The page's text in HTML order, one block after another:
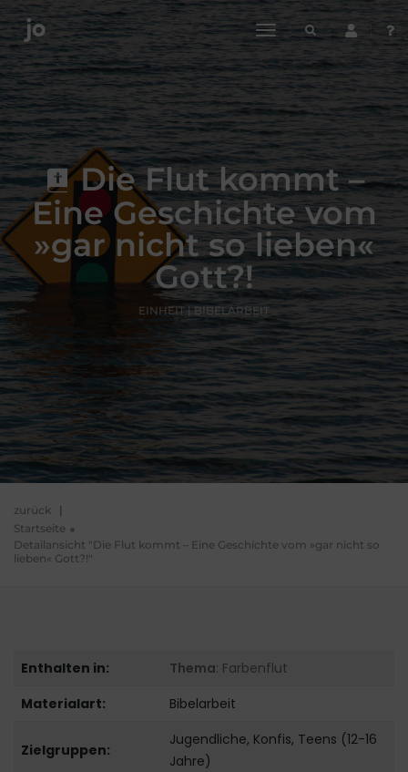
toggle
navigation
Die Flut kommt –
Eine Geschichte vom
»gar nicht so lieben«
Gott?!
EINHEIT | BIBELARBEIT
zurück |
Startseite
Detailansicht "Die Flut kommt – Eine Geschichte vom »gar nicht so
lieben« Gott?!"
Enthalten in: Thema: Farbenflut
Materialart:
Bibelarbeit
Zielgruppen:
Jugendliche, Konfis, Teens (12-16
Jahre)